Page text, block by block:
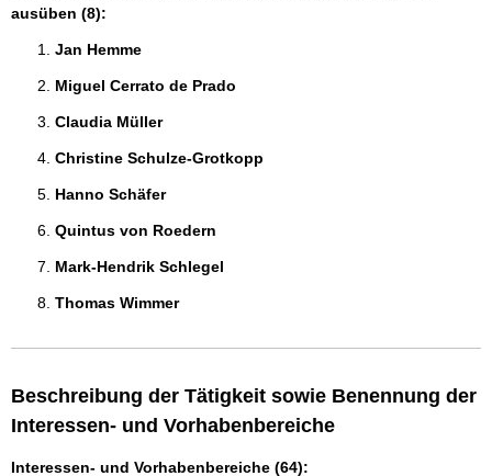
ausüben (8):
Jan Hemme
Miguel Cerrato de Prado
Claudia Müller
Christine Schulze-Grotkopp
Hanno Schäfer
Quintus von Roedern
Mark-Hendrik Schlegel
Thomas Wimmer
Beschreibung der Tätigkeit sowie Benennung der
Interessen- und Vorhabenbereiche
Interessen- und Vorhabenbereiche (64):